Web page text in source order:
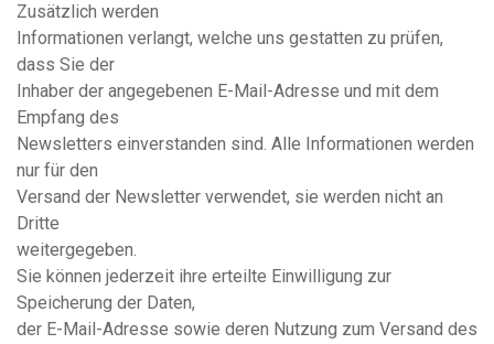
Zusätzlich werden
Informationen verlangt, welche uns gestatten zu prüfen,
dass Sie der
Inhaber der angegebenen E-Mail-Adresse und mit dem
Empfang des
Newsletters einverstanden sind. Alle Informationen werden
nur für den
Versand der Newsletter verwendet, sie werden nicht an
Dritte
weitergegeben.
Sie können jederzeit ihre erteilte Einwilligung zur
Speicherung der Daten,
der E-Mail-Adresse sowie deren Nutzung zum Versand des